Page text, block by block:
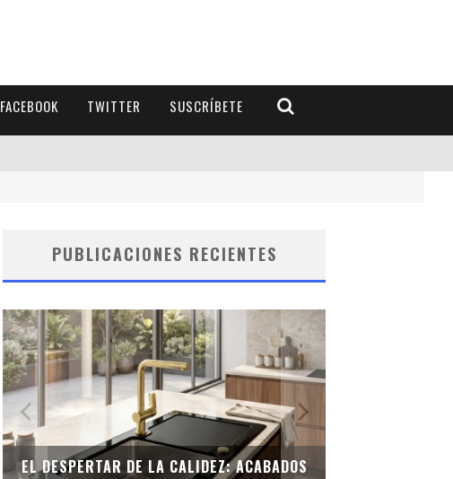
FACEBOOK TWITTER SUSCRÍBETE
PUBLICACIONES RECIENTES
EL DESPERTAR DE LA CALIDEZ: ACABADOS